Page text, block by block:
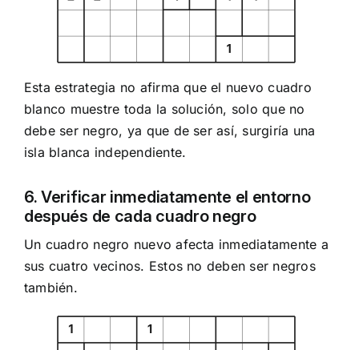
Esta estrategia no afirma que el nuevo cuadro
blanco muestre toda la solución, solo que no
debe ser negro, ya que de ser así, surgiría una
isla blanca independiente.
6. Verificar inmediatamente el entorno
después de cada cuadro negro
Un cuadro negro nuevo afecta inmediatamente a
sus cuatro vecinos. Estos no deben ser negros
también.